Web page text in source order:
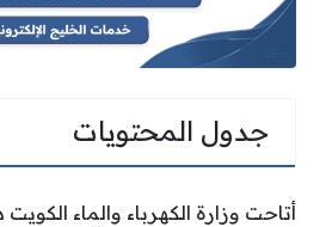
جدول المحتويات
أتاحت وزارة الكهرباء والماء الكويت